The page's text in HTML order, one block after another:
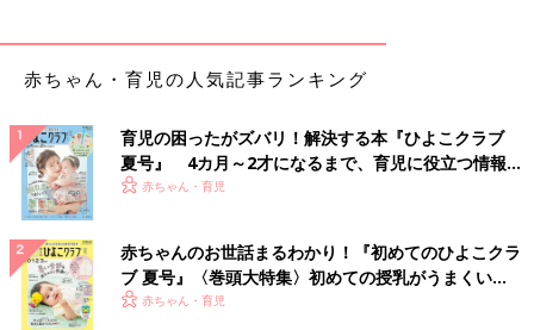
がんと診断された子どもや若者が最適な治療やケアを受けられる
――日本で開催されたのは今回が初だったとか。
松本 そうなんです。第16回大会を日本で行うことになり、日本
で唯一の国立小児病院である国立成育医療研究センターの小児が
んセンターが主催することになりました。副会長の米田先生、副
事務局長の加藤先生をはじめ、当センターで小児がんの治療・研
究にあたる医師たちが大会を運営しました。
赤ちゃん・育児の人気記事ランキング
育児の困ったがズバリ！解決する本『ひよこクラブ
夏号』 4カ月～2才になるまで、育児に役立つ情報が
いっぱい！
赤ちゃん・育児
赤ちゃんのお世話まるわかり！『初めてのひよこクラ
ブ 夏号』〈巻頭大特集〉初めての授乳がうまくい
く！ おっぱい・ミルクの基本と夏のトラブル 解決テ
赤ちゃん・育児